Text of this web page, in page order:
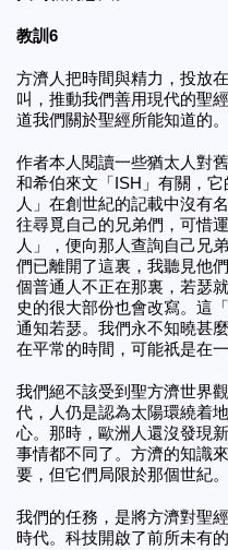
教訓6
方濟人把時間與精力，投放
叫，推動我們善用現代的聖
道我們關於聖經所能知道的。
作者本人閱讀一些猶太人對
和希伯來文「ISH」有關，
人」在創世紀的記載中沒有
往尋覓自己的兄弟們，可惜
人」，便向那人查詢自己兄
們已離開了這裏，我聽見他
個普通人不正在那裏，若瑟
史的很大部份也會改寫。這
通知若瑟。我們永不知曉甚
在平常的時間，可能祇是在一
我們絕不該受到聖方濟世界
代，人仍是認為太陽環繞着
心。那時，歐洲人還沒發現
事情都不同了。方濟的知識
要，但它們局限於那個世紀。
我們的任務，是將方濟對聖
時代。科技開啟了前所未有